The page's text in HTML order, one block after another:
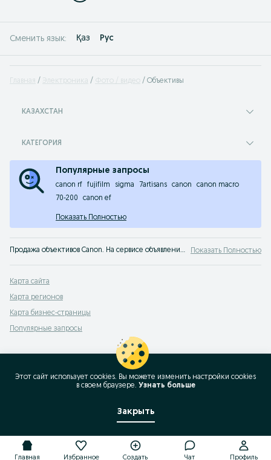
Сменить язык: Қаз Рус
Главная Электроника Фото / видео Объективы
КАЗАХСТАН
КАТЕГОРИЯ
Популярные запросы
canon rf fujifilm sigma 7artisans canon
canon macro
70-200
canon ef
Показать Полностью
Продажа объективов Canon. На сервисе объявлений OLX Казахстан легко и быстро можно купить объектив Canon б/у. Покупай лучшие объективы для фотоаппаратов на OLX! Показать Полностью
Карта сайта
Карта регионов
Карта бизнес-страницы
Популярные запросы
Главная Избранное Создать Чат Профиль
Этот сайт использует cookies. Вы можете изменить настройки cookies
в своeм браузере. Узнать больше
Закрыть